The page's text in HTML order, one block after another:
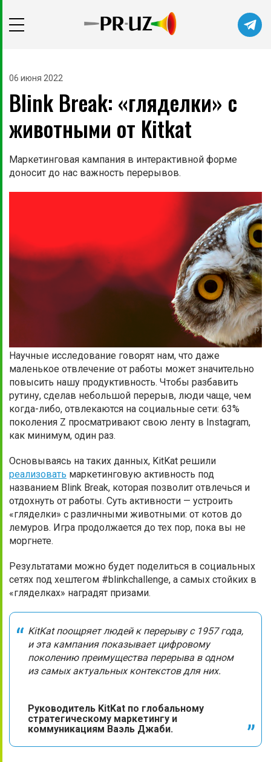
06 июня 2022
Blink Break: «гляделки» с
животными от Kitkat
Маркетинговая кампания в интерактивной форме
доносит до нас важность перерывов.
Научные исследование говорят нам, что даже
маленькое отвлечение от работы может значительно
повысить нашу продуктивность. Чтобы разбавить
рутину, сделав небольшой перерыв, люди чаще, чем
когда-либо, отвлекаются на социальные сети: 63%
поколения Z просматривают свою ленту в Instagram,
как минимум, один раз.
Основываясь на таких данных, KitKat решили
реализовать маркетинговую активность под
названием Blink Break, которая позволит отвлечься и
отдохнуть от работы. Суть активности — устроить
«гляделки» с различными животными: от котов до
лемуров. Игра продолжается до тех пор, пока вы не
моргнете.
Результатами можно будет поделиться в социальных
сетях под хештегом #blinkchallenge, а самых стойких в
«гляделках» наградят призами.
KitKat поощряет людей к перерыву с 1957 года,
и эта кампания показывает цифровому
поколению преимущества перерыва в одном
из самых актуальных контекстов для них.
Руководитель KitKat по глобальному
стратегическому маркетингу и
коммуникациям Ваэль Джаби.